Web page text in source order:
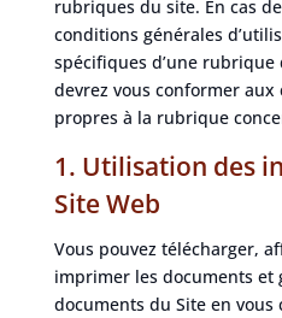
rubriques du site. En cas
conditions générales
spécifiques d’une rubrique
devrez vous conformer
propres à la rubrique
1. Utilisation des
Site Web
Vous pouvez télécharger,
imprimer les documents et
documents du Site en